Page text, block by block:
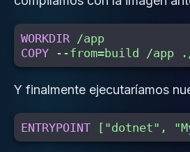
WORKDIR /app
COPY --from=build /app
Y finalmente ejecutaríamos
ENTRYPOINT ["dotnet",